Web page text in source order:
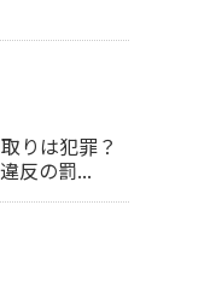
りは犯罪？
反の罰...